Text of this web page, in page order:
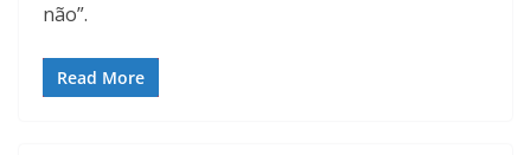
não”.
Read More